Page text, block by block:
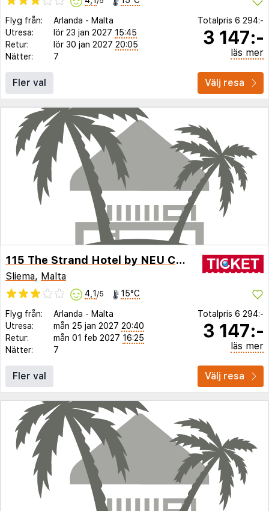
Flyg från: Arlanda - Malta
Utresa:
lör 23 jan 2027 15:45
Retur:
lör 30 jan 2027 20:05
Nätter:
7
Totalpris 6 294:-
3 147:-
läs mer
Fler val Välj resa
115 The Strand Hotel by NEU Collective
Sliema, Malta
4,1 /5 15°C
Flyg från: Arlanda - Malta
Utresa:
mån 25 jan 2027 20:40
Retur:
mån 01 feb 2027 16:25
Nätter:
7
Totalpris 6 294:-
3 147:-
läs mer
Fler val Välj resa